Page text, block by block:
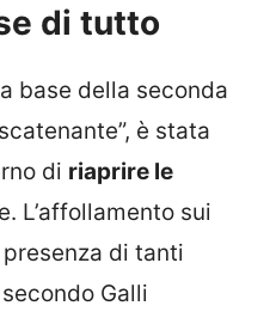
di tutto
base della seconda
è stata
di riaprire le
L’affollamento sui
di tanti
Galli